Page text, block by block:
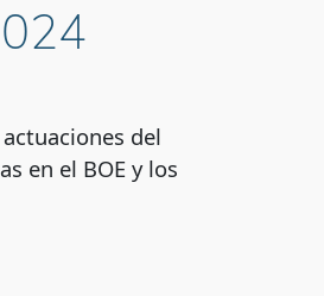
del
en el BOE y los